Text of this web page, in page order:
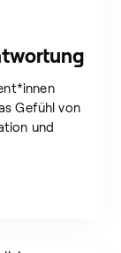
Gefühl von
und